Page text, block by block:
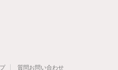
質問お問い合わせ